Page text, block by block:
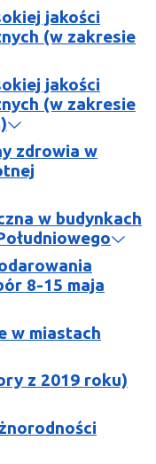
jakości
(w zakresie
jakości
(w zakresie
zdrowia w
w budynkach
8-15 maja
w miastach
z 2019 roku)